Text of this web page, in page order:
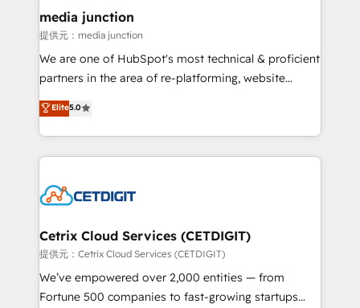
Mexico, USA, and Portugal—we've executed over a
hundred successful operations. Our approach,
rooted in RevOps principles, integrates analysis,
training, planning, and qualification. Leveraging
inbound marketing tactics, we focus on
understanding, nurturing, and converting leads.
competitive market.
media junction
提供元：media junction
We are one of HubSpot's most technical & proficient
partners in the area of re-platforming, website
design & development. We specialize in multi-hub
implementations for mid-market & enterprise
companies. We are woman-owned, powered by
coffee, and we ❤️ dogs. We produce award-winning
Impact Award 🏆2022 Technical Expertise Impact
Award 🏆2020 Elite Solutions Partner 🏆2019
Integrations HubSpot Impact Award 🏆2019
Marketing Enablement HubSpot Impact Award 🏆
2018 Website Design HubSpot Impact Award 🏆2017
Elite5.0
Cetrix Cloud Services (CETDIGIT)
提供元：Cetrix Cloud Services (CETDIGIT)
We’ve empowered over 2,000 entities — from
Fortune 500 companies to fast-growing startups